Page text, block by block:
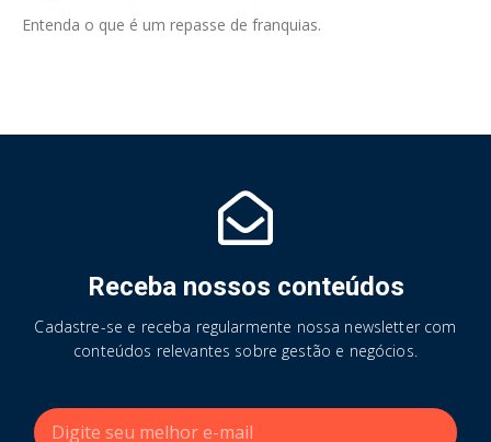
Entenda o que é um repasse de franquias.
Receba nossos conteúdos
Cadastre-se e receba regularmente nossa newsletter com
conteúdos relevantes sobre gestão e negócios.